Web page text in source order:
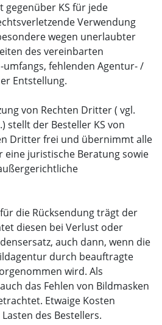
gegenüber KS für jede
Verwendung
wegen unerlaubter
des vereinbarten
umfangs, fehlenden Agentur- /
Entstellung.
von Rechten Dritter ( vgl.
stellt der Besteller KS von
Dritter frei und übernimmt alle
eine juristische Beratung sowie
die Rücksendung trägt der
diesen bei Verlust oder
auch dann, wenn die
durch beauftragte
wird. Als
das Fehlen von Bildmasken
Etwaige Kosten
des Bestellers.